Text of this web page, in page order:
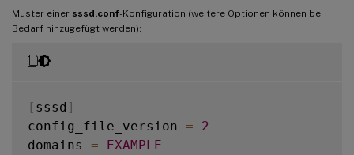
Muster einer sssd.conf-Konfiguration (weitere Optionen können bei
Bedarf hinzugefügt werden):
[ sssd ]
config_file_version =
2
domains =
EXAMPLE